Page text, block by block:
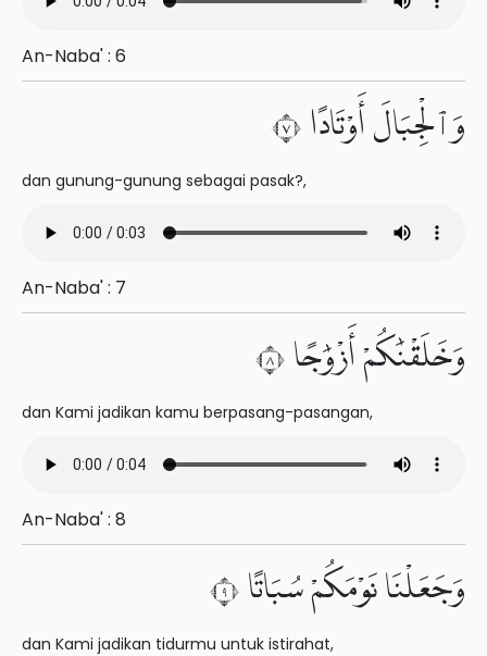
An-Naba' : 6
وَٱلْجِبَالَ أَوْتَادًا ٧
dan gunung-gunung sebagai pasak?,
An-Naba' : 7
وَخَلَقْنَٰكُمْ أَزْوَٰجًا ٨
dan Kami jadikan kamu berpasang-pasangan,
An-Naba' : 8
وَجَعَلْنَا نَوْمَكُمْ سُبَاتًا ٩
dan Kami jadikan tidurmu untuk istirahat,